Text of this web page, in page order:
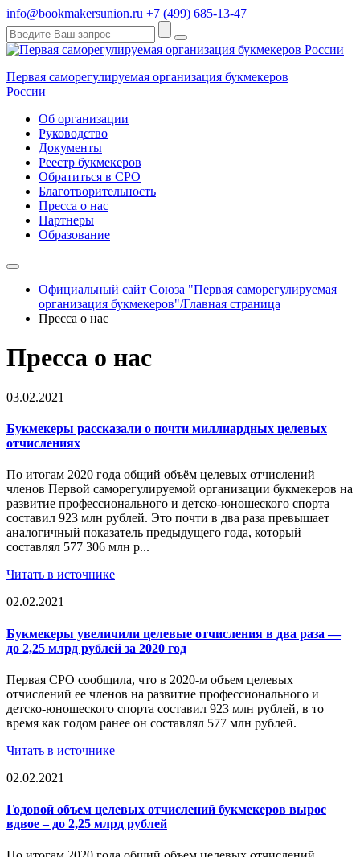
info@bookmakersunion.ru +7 (499) 685-13-47
Первая саморегулируемая организация букмекеров
России
Об организации
Руководство
Документы
Реестр букмекеров
Обратиться в СРО
Благотворительность
Пресса о нас
Партнеры
Образование
Официальный сайт Союза "Первая саморегулируемая
организация букмекеров"/Главная страница
Пресса о нас
Пресса о нас
03.02.2021
Букмекеры рассказали о почти миллиардных целевых
отчислениях
По итогам 2020 года общий объём целевых отчислений
членов Первой саморегулируемой организации букмекеров на
развитие профессионального и детско-юношеского спорта
составил 923 млн рублей. Это почти в два раза превышает
аналогичный показатель предыдущего года, который
составлял 577 306 млн р...
Читать в источнике
02.02.2021
Букмекеры увеличили целевые отчисления в два раза —
до 2,25 млрд рублей за 2020 год
Первая СРО сообщила, что в 2020-м объем целевых
отчислений ее членов на развитие профессионального и
детско-юношеского спорта составил 923 млн рублей, в то
время как годом ранее он составлял 577 млн рублей.
Читать в источнике
02.02.2021
Годовой объем целевых отчислений букмекеров вырос
вдвое – до 2,25 млрд рублей